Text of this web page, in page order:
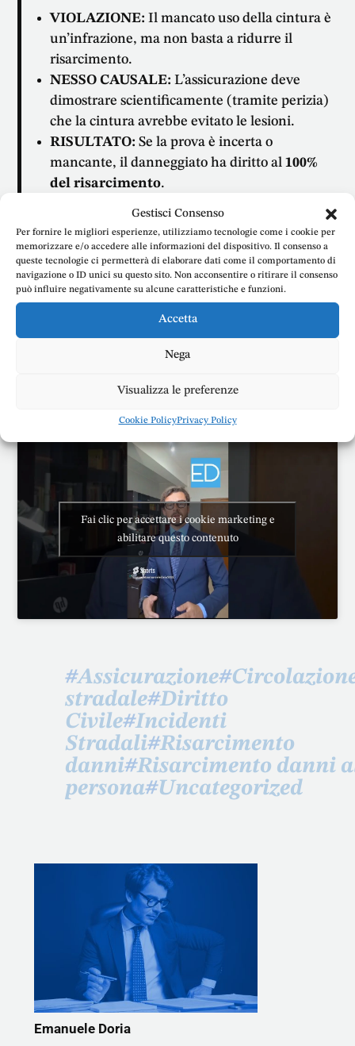
Gestisci Consenso
Per fornire le migliori esperienze, utilizziamo tecnologie come i cookie per
memorizzare e/o accedere alle informazioni del dispositivo. Il consenso a
queste tecnologie ci permetterà di elaborare dati come il comportamento di
navigazione o ID unici su questo sito. Non acconsentire o ritirare il consenso
può influire negativamente su alcune caratteristiche e funzioni.
Accetta
Nega
Visualizza le preferenze
Cookie PolicyPrivacy Policy
VIOLAZIONE: Il mancato uso della cintura è
un’infrazione, ma non basta a ridurre il
risarcimento.
NESSO CAUSALE: L’assicurazione deve
dimostrare scientificamente (tramite perizia)
che la cintura avrebbe evitato le lesioni.
RISULTATO: Se la prova è incerta o
mancante, il danneggiato ha diritto al 100%
del risarcimento.
Risarcimento danni sinistri stradali:
Concorso di colpa cinture sicurezza
passivamente una riduzione del tuo risarcimento.
Contatta lo Studio –Clicca Qui
Pagine relative alleSedi:Roma|Frosinone
Fai clic per accettare i cookie marketing e
abilitare questo contenuto
#Assicurazione#
stradale#Diritto
Civile#Incidenti
Stradali#Risarcimento
danni#Risarcimento danni
persona#Uncategorized
Emanuele Doria